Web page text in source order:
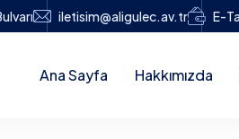
iletisim@aligulec.av.tr E-
Ana Sayfa Hakkımızda